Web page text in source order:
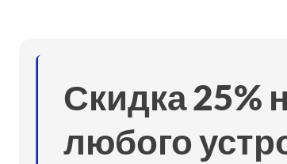
Замена шлангов
Скидка 25%
любого